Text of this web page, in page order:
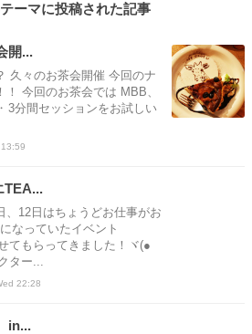
ーマに投稿された記事
開...
久々のお茶会開催 今回のナ
今回のお茶会では MBB、
3分間セッションをお試しい
TEA...
、12日はちょうどお仕事がお
なっていたイベント
てもらってきました！ヾ(●
ター...
22:28
in...